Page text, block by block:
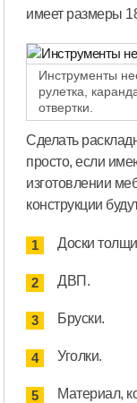
имеет размеры
Инструменты
рулетка,
отвертки.
Сделать
просто, если
изготовлении
конструкции
Доски
ДВП.
Бруски.
Уголки.
Материал,